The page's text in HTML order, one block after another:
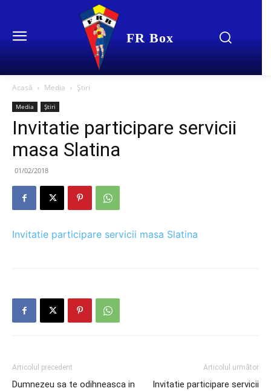
FR Box
Acasă Media Știri
Media Știri
Invitatie participare servicii
masa Slatina
01/02/2018
Invitatie participare servicii masa Slatina
Articolul precedent
Dumnezeu sa te odihneasca in
Articolul următor
Invitatie participare servicii